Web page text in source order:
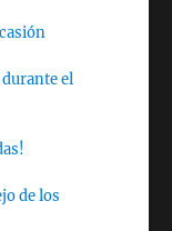
durante el
de los